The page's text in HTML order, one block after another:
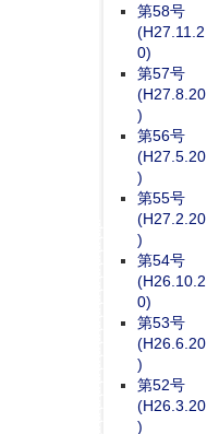
第58号
(H27.11.2
0)
第57号
(H27.8.20
)
第56号
(H27.5.20
)
第55号
(H27.2.20
)
第54号
(H26.10.2
0)
第53号
(H26.6.20
)
第52号
(H26.3.20
)